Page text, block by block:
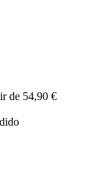
de 54,90 €